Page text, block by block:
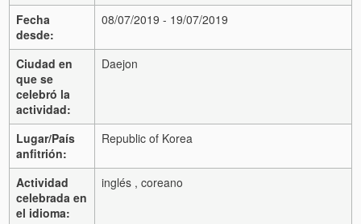
Fecha
desde:
08/07/2019 - 19/07/2019
Ciudad en
que se
celebró la
actividad:
Daejon
Lugar/País
anfitrión:
Republic of Korea
Actividad
celebrada en
el idioma:
inglés , coreano